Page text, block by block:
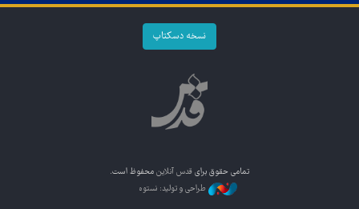
نسخه دسکتاپ
تمامی حقوق برای قدس آنلاین محفوظ است.
طراحی و تولید: نستوه